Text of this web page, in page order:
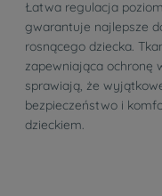
Łatwa regulacja
gwarantuje najlepsze
rosnącego dziecka.
zapewniająca ochronę
sprawiają, że
bezpieczeństwo i
dzieckiem.